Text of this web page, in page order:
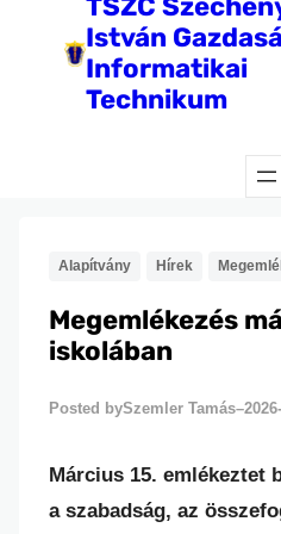
TSZC
István
Informatikai
Technikum
Alapítvány Hírek
Megemlékezés
iskolában
Posted bySzemler Tamás–
Március 15. emlékeztet
a szabadság, az